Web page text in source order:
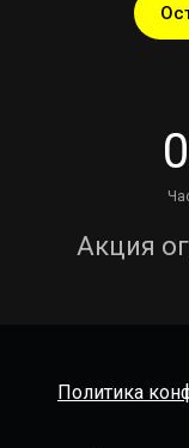
0
Акция
Политика